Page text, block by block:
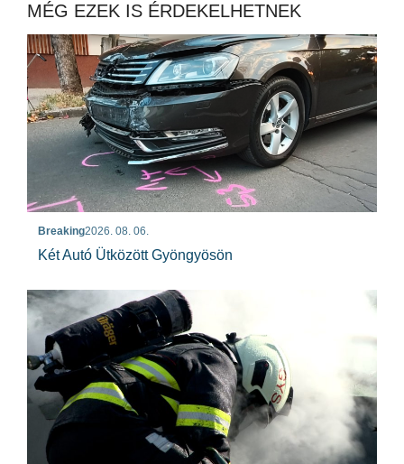
MÉG EZEK IS ÉRDEKELHETNEK
Breaking2026. 08. 06.
Két Autó Ütközött Gyöngyösön